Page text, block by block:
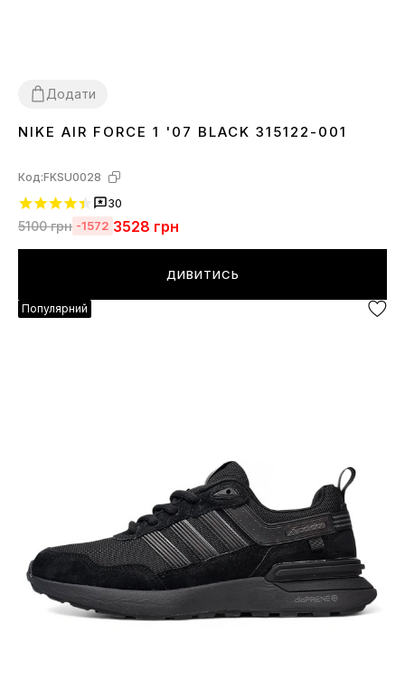
Додати
3637 38 39 40414243 44 45 46
NIKE AIR FORCE 1 '07 BLACK 315122-001
Код:FKSU0028
30
5100грн -1572 3528 грн
ДИВИТИСЬ
Популярний